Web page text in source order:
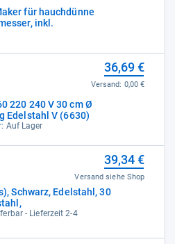
für hauchdünne
inkl.
220 240 V 30 cm Ø
Edelstahl V (6630)
Auf Lager
36,69 €
Versand: 0,00 €
Schwarz, Edelstahl, 30
- Lieferzeit 2-4
39,34 €
Versand siehe Shop